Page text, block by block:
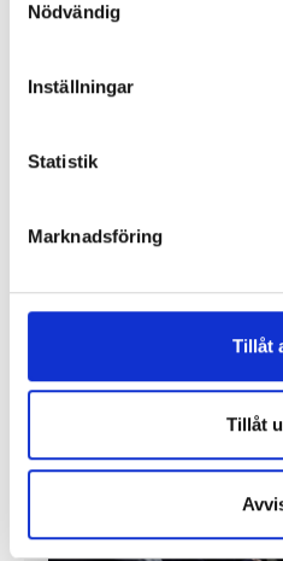
Nödvändig
Inställningar
Statistik
Marknadsföring
Tillåt
Tillåt
Enorma skillnader
Så mycket tjänar